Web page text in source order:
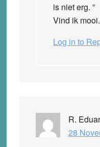
is niet erg. ”
Vind ik mooi.
Log in to
R.
28